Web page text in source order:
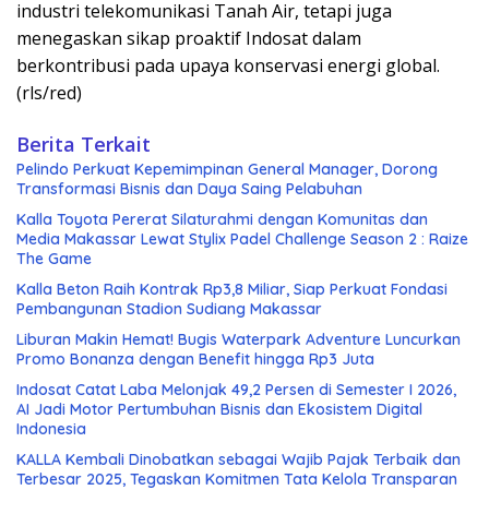
industri telekomunikasi Tanah Air, tetapi juga
menegaskan sikap proaktif Indosat dalam
berkontribusi pada upaya konservasi energi global.
(rls/red)
Berita Terkait
Pelindo Perkuat Kepemimpinan General Manager, Dorong
Transformasi Bisnis dan Daya Saing Pelabuhan
Kalla Toyota Pererat Silaturahmi dengan Komunitas dan
Media Makassar Lewat Stylix Padel Challenge Season 2 : Raize
The Game
Kalla Beton Raih Kontrak Rp3,8 Miliar, Siap Perkuat Fondasi
Pembangunan Stadion Sudiang Makassar
Liburan Makin Hemat! Bugis Waterpark Adventure Luncurkan
Promo Bonanza dengan Benefit hingga Rp3 Juta
Indosat Catat Laba Melonjak 49,2 Persen di Semester I 2026,
AI Jadi Motor Pertumbuhan Bisnis dan Ekosistem Digital
Indonesia
KALLA Kembali Dinobatkan sebagai Wajib Pajak Terbaik dan
Terbesar 2025, Tegaskan Komitmen Tata Kelola Transparan